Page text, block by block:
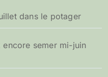
dans le potager
semer mi-juin